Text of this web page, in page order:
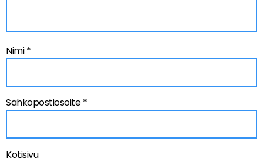
Nimi*
Sähköpostiosoite*
Kotisivu